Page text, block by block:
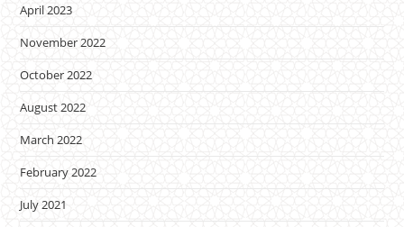
April 2023
November 2022
October 2022
August 2022
March 2022
February 2022
July 2021